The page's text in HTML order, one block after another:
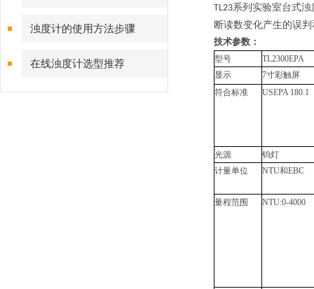
浊度计的使用方法步骤
在线浊度计选型推荐
TL23系列实验室台式
断读数变化产生的误
技术参数：
型号
TL2300EPA
显示
7寸彩触屏
符合标准
USEPA 180.1
光源
钨灯
计量单位
NTU和EBC
量程范围 NTU:0-4000